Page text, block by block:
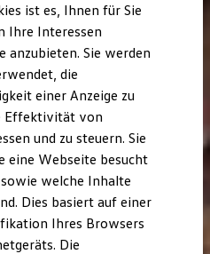
6
und Updates
zu Ihrem ID.
Experience
ist es, Ihnen für Sie
Ihre Interessen
anzubieten. Sie werden
die
einer Anzeige zu
Effektivität von
und zu steuern. Sie
eine Webseite besucht
welche Inhalte
Dies basiert auf einer
Ihres Browsers
Die